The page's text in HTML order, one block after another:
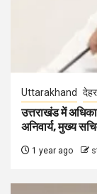
Uttarakhand
उत्तराखंड में
अनिवार्य, मुख्य
1 year ago